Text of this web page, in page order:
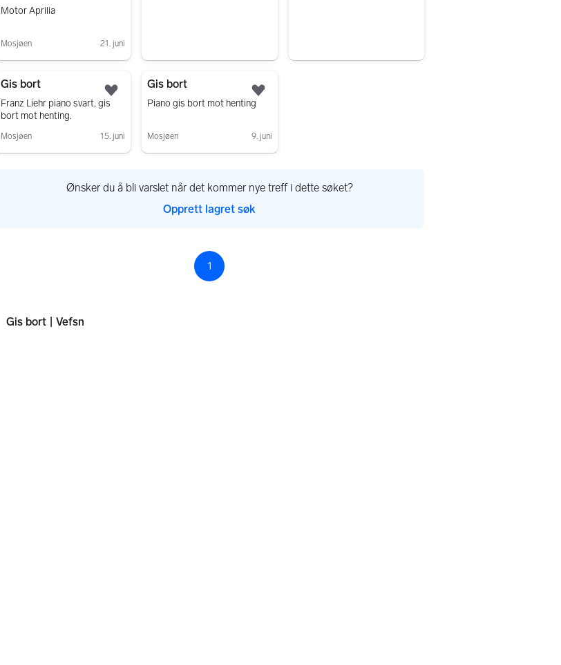
Motor Aprilia
Mosjøen 21. juni
Gis bort
Franz Liehr piano svart, gis
bort mot henting.
Mosjøen 15. juni
Legg til som favoritt.
Gis bort
Piano gis bort mot henting
Mosjøen 9. juni
Ønsker du å bli varslet når det kommer nye treff i dette søket?
Opprett lagret søk
Sider
1
Gis bort | Vefsn